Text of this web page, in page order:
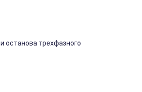
останова трехфазного